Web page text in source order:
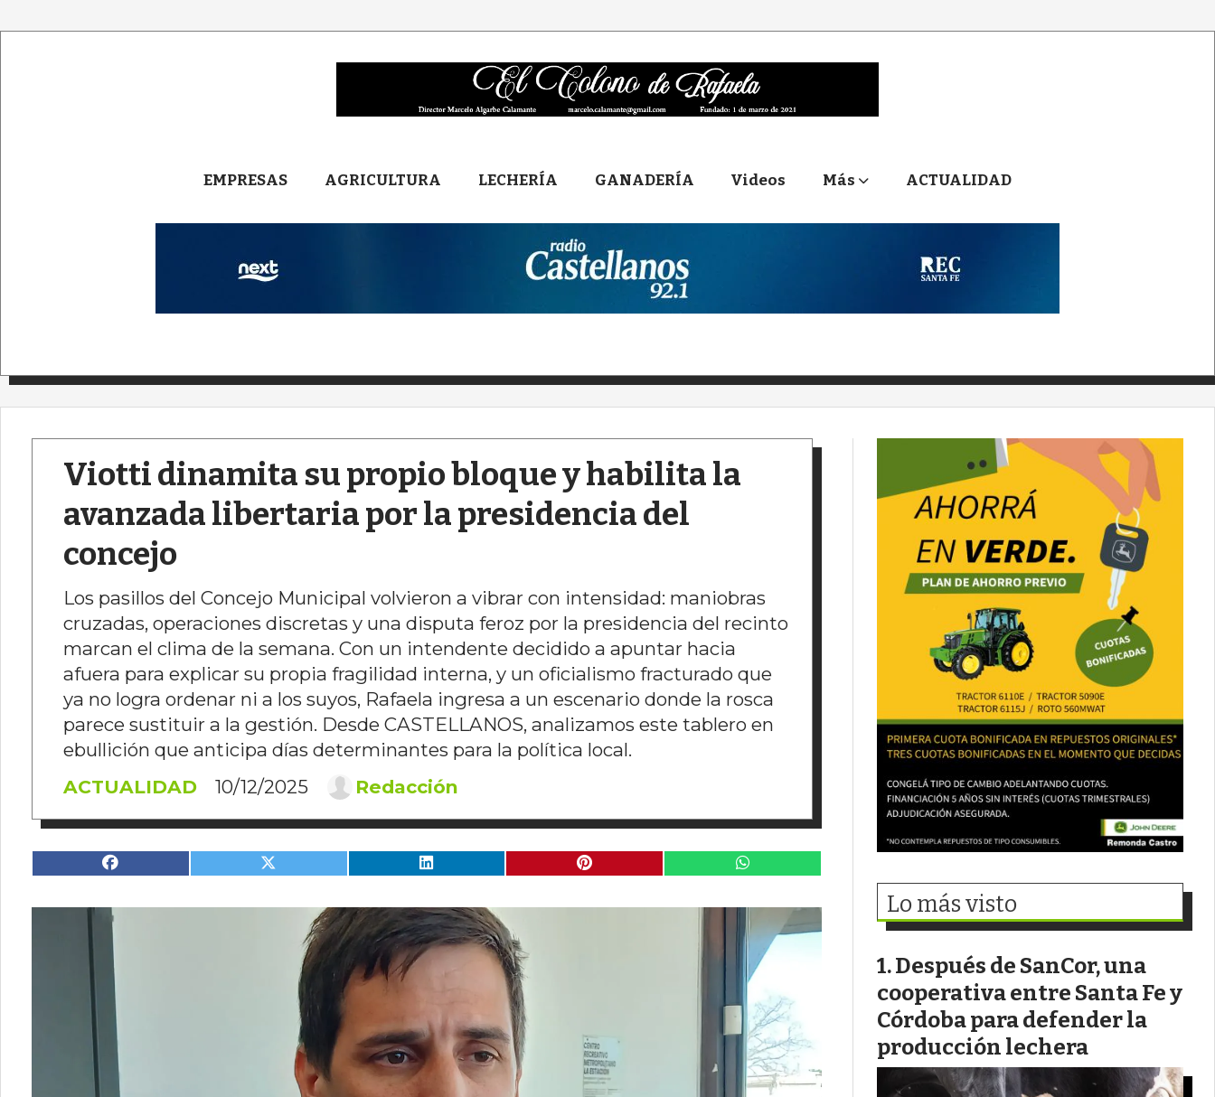
EMPRESAS AGRICULTURA LECHERÍA GANADERÍA Videos Más ACTUALIDAD
Viotti dinamita su propio bloque y habilita la
avanzada libertaria por la presidencia del
concejo
Los pasillos del Concejo Municipal volvieron a vibrar con intensidad: maniobras
cruzadas, operaciones discretas y una disputa feroz por la presidencia del recinto
marcan el clima de la semana. Con un intendente decidido a apuntar hacia
afuera para explicar su propia fragilidad interna, y un oficialismo fracturado que
ya no logra ordenar ni a los suyos, Rafaela ingresa a un escenario donde la rosca
parece sustituir a la gestión. Desde CASTELLANOS, analizamos este tablero en
ebullición que anticipa días determinantes para la política local.
ACTUALIDAD
10/12/2025 Redacción
Lo más visto
Después de SanCor, una
cooperativa entre Santa Fe y
Córdoba para defender la
producción lechera